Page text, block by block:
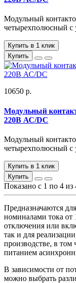
Модульный
четырехполюсный с
Купить в 1 клик
Купить
10650 р.
Модульный
220В АС/DC
Модульный
четырехполюсный с
Купить в 1 клик
Купить
Показано с 1 по 4 из
Предназначаются
номиналами тока от
отключения или
так и для
производстве, в том
питанием
В зависимости от
можно выбрать